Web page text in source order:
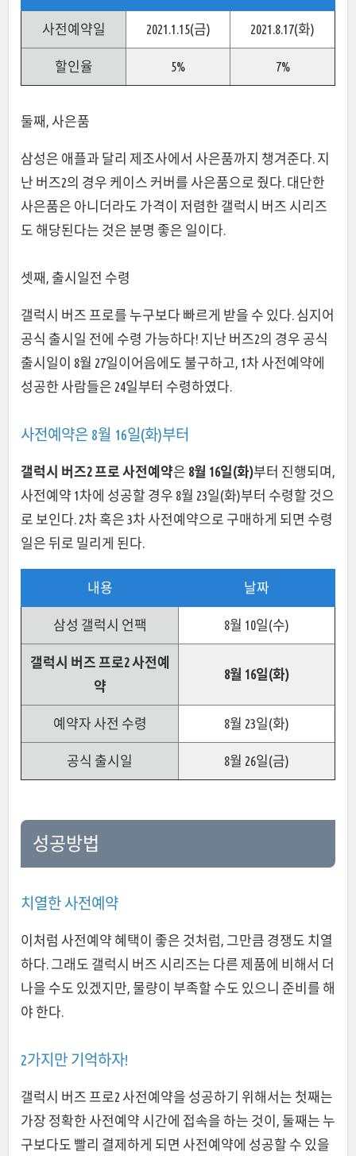
사전예약일 2021.1.15(금) 2021.8.17(화)
할인율 5% 7%
둘째, 사은품
삼성은 애플과 달리 제조사에서 사은품까지 챙겨준다. 지
난 버즈2의 경우 케이스 커버를 사은품으로 줬다. 대단한
사은품은 아니더라도 가격이 저렴한 갤럭시 버즈 시리즈
도 해당된다는 것은 분명 좋은 일이다.
셋째, 출시일전 수령
갤럭시 버즈 프로를 누구보다 빠르게 받을 수 있다. 심지어
공식 출시일 전에 수령 가능하다! 지난 버즈2의 경우 공식
출시일이 8월 27일이어음에도 불구하고, 1차 사전예약에
성공한 사람들은 24일부터 수령하였다.
사전예약은 8월 16일(화)부터
갤럭시 버즈2 프로 사전예약은 8월 16일(화)부터 진행되며,
사전예약 1차에 성공할 경우 8월 23일(화)부터 수령할 것으
로 보인다. 2차 혹은 3차 사전예약으로 구매하게 되면 수령
일은 뒤로 밀리게 된다.
내용 날짜
삼성 갤럭시 언팩 8월 10일(수)
갤럭시 버즈 프로2 사전예
약
8월 16일(화)
예약자 사전 수령 8월 23일(화)
공식 출시일 8월 26일(금)
성공방법
치열한 사전예약
이처럼 사전예약 혜택이 좋은 것처럼, 그만큼 경쟁도 치열
하다. 그래도 갤럭시 버즈 시리즈는 다른 제품에 비해서 더
나을 수도 있겠지만, 물량이 부족할 수도 있으니 준비를 해
야 한다.
2가지만 기억하자!
갤럭시 버즈 프로2 사전예약을 성공하기 위해서는 첫째는
가장 정확한 사전예약 시간에 접속을 하는 것이, 둘째는 누
구보다도 빨리 결제하게 되면 사전예약에 성공할 수 있을